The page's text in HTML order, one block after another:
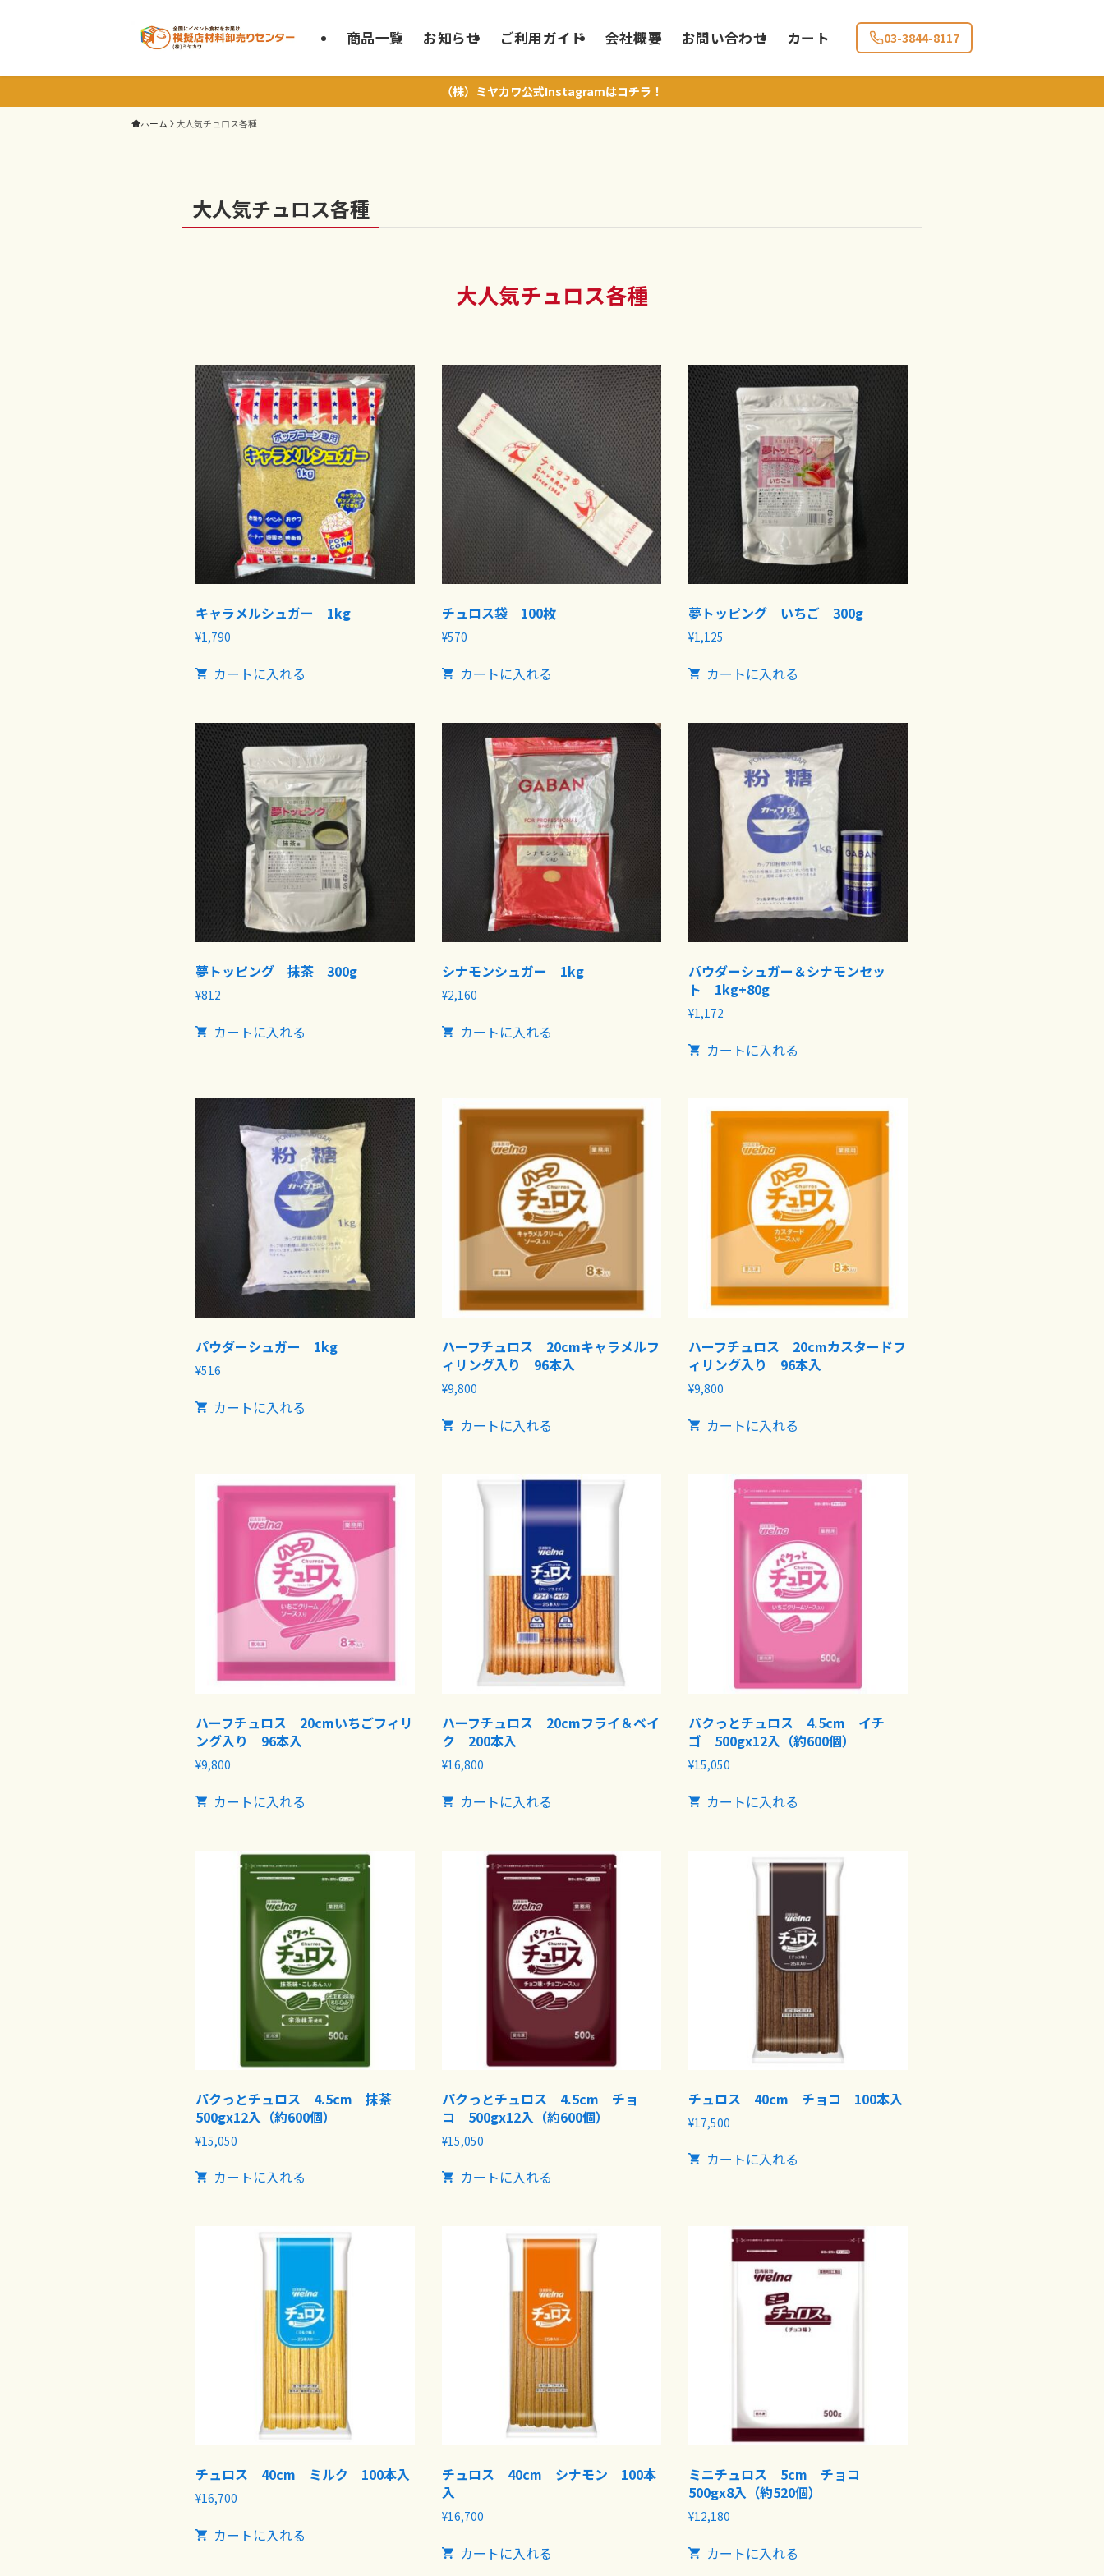
商品一覧 お知らせ ご利用ガイド 会社概要 お問い合わせ カート 03-3844-8117
（株）ミヤカワ公式Instagramはコチラ！
ホーム 大人気チュロス各種
大人気チュロス各種
大人気チュロス各種
キャラメルシュガー 1kg
¥1,790
カートに入れる
チュロス袋 100枚
¥570
カートに入れる
夢トッピング いちご 300g
¥1,125
カートに入れる
夢トッピング 抹茶 300g
¥812
カートに入れる
シナモンシュガー 1kg
¥2,160
カートに入れる
パウダーシュガー＆シナモンセッ
ト 1kg+80g
¥1,172
カートに入れる
パウダーシュガー 1kg
¥516
カートに入れる
ハーフチュロス 20cmキャラメルフ
ィリング入り 96本入
¥9,800
カートに入れる
ハーフチュロス 20cmカスタードフ
ィリング入り 96本入
¥9,800
カートに入れる
ハーフチュロス 20cmいちごフィリ
ング入り 96本入
¥9,800
カートに入れる
ハーフチュロス 20cmフライ＆ベイ
ク 200本入
¥16,800
カートに入れる
パクっとチュロス 4.5cm イチ
ゴ 500gx12入（約600個）
¥15,050
カートに入れる
パクっとチュロス 4.5cm 抹茶
500gx12入（約600個）
¥15,050
カートに入れる
パクっとチュロス 4.5cm チョ
コ 500gx12入（約600個）
¥15,050
カートに入れる
チュロス 40cm チョコ 100本入
¥17,500
カートに入れる
チュロス 40cm ミルク 100本入
¥16,700
カートに入れる
チュロス 40cm シナモン 100本
入
¥16,700
カートに入れる
ミニチュロス 5cm チョコ
500gx8入（約520個）
¥12,180
カートに入れる